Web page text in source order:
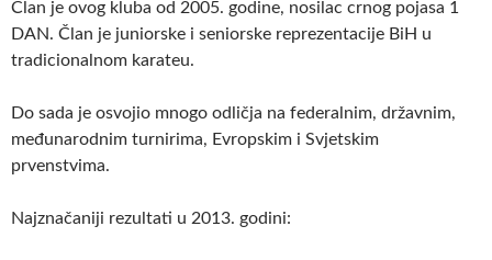
Član je ovog kluba od 2005. godine, nosilac crnog pojasa 1
DAN. Član je juniorske i seniorske reprezentacije BiH u
tradicionalnom karateu.
Do sada je osvojio mnogo odličja na federalnim, državnim,
međunarodnim turnirima, Evropskim i Svjetskim
prvenstvima.
Najznačaniji rezultati u 2013. godini: